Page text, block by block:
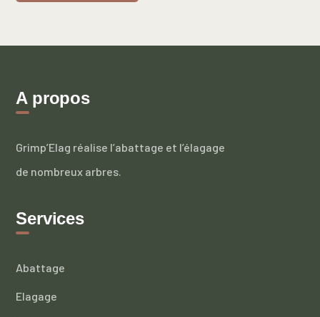
A propos
Grimp’Elag réalise l’abattage et l’élagage
de nombreux arbres.
Services
Abattage
Elagage